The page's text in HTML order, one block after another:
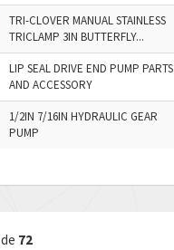
TRI-CLOVER MANUAL STAINLESS
TRICLAMP 3IN BUTTERFLY...
LIP SEAL DRIVE END PUMP PARTS
AND ACCESSORY
1/2IN 7/16IN HYDRAULIC GEAR
PUMP
de 72